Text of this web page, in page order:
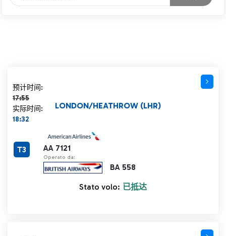
预计时间:
17:55
计划时间 17:55 删除线
实际时间:
18:32
AA 7121
Operato da:
BA 558
LONDON/HEATHROW (LHR)
T3
Stato volo: 已抵达